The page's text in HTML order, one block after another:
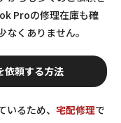
Proの修理在庫も確
くありません。
依頼する方法
るため、 宅配修理で